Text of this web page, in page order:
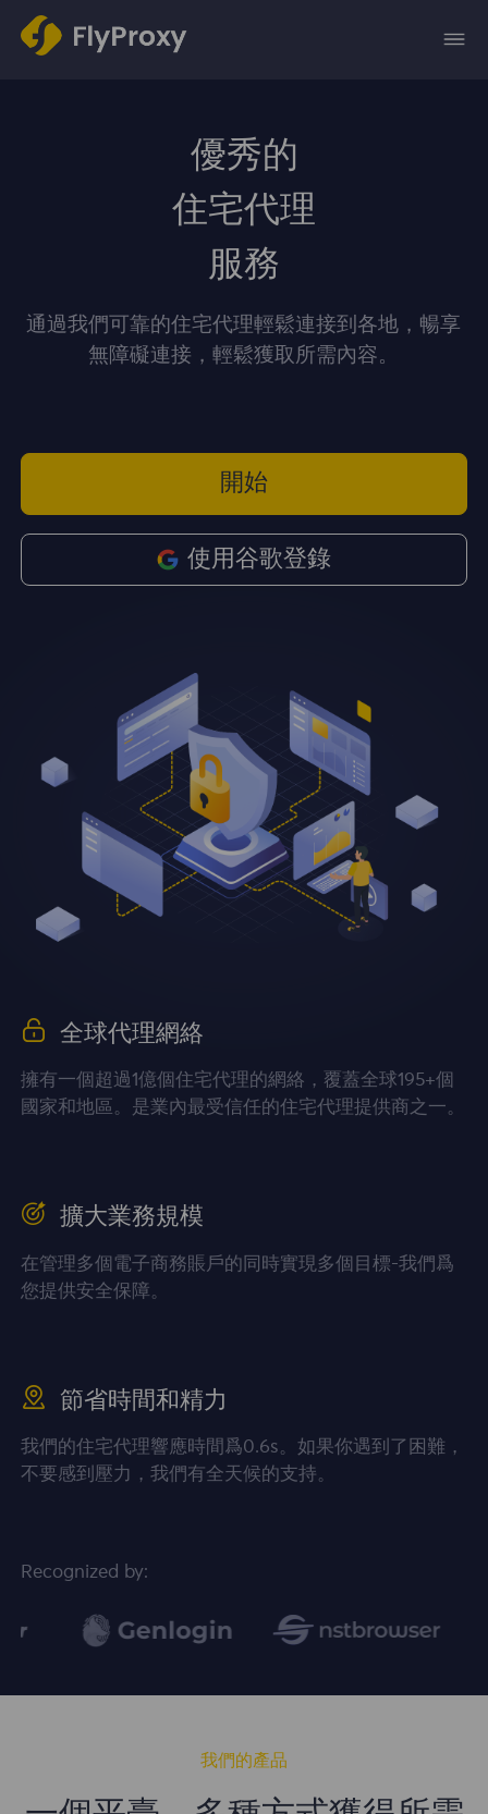
優秀的
住宅代理
服務
通過我們可靠的住宅代理輕鬆連接到各地，暢享
無障礙連接，輕鬆獲取所需內容。
開始
使用谷歌登錄
全球代理網絡
擁有一個超過1億個住宅代理的網絡，覆蓋全球195+個
國家和地區。是業內最受信任的住宅代理提供商之一。
擴大業務規模
在管理多個電子商務賬戶的同時實現多個目標-我們爲
您提供安全保障。
節省時間和精力
我們的住宅代理響應時間爲0.6s。如果你遇到了困難，
不要感到壓力，我們有全天候的支持。
Recognized by:
我們的產品